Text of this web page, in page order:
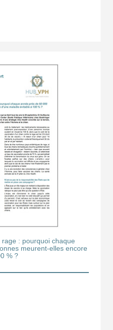
: pourquoi chaque
meurent-elles encore
% ?